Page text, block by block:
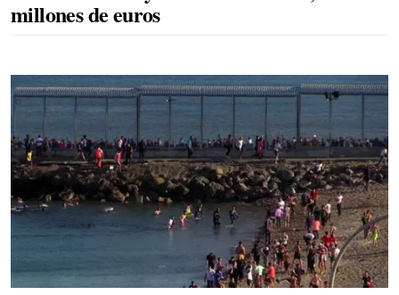
millones de euros